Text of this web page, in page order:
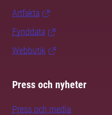
Artfakta
Fynddata
Webbutik
Press och nyheter
Press och media